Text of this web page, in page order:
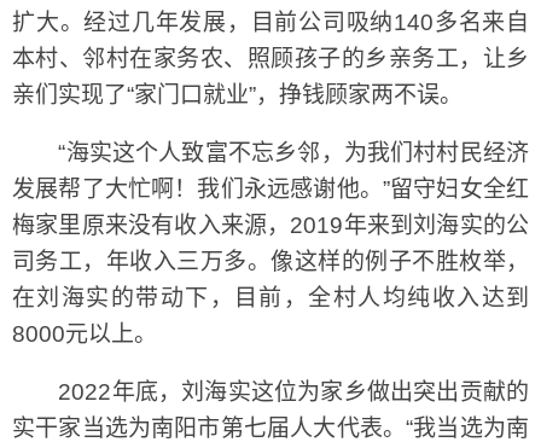
扩大。经过几年发展，目前公司吸纳140多名来自
本村、邻村在家务农、照顾孩子的乡亲务工，让乡
亲们实现了“家门口就业”，挣钱顾家两不误。
“海实这个人致富不忘乡邻，为我们村村民经济
发展帮了大忙啊！我们永远感谢他。”留守妇女全红
梅家里原来没有收入来源，2019年来到刘海实的公
司务工，年收入三万多。像这样的例子不胜枚举，
在刘海实的带动下，目前，全村人均纯收入达到
8000元以上。
2022年底，刘海实这位为家乡做出突出贡献的
实干家当选为南阳市第七届人大代表。“我当选为南